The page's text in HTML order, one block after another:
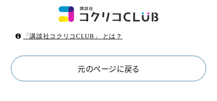
「講談社コクリコCLUB」 とは？
元のページに戻る